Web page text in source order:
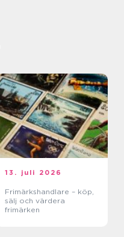
13. juli 2026
Frimärkshandlare – köp,
sälj och värdera
frimärken